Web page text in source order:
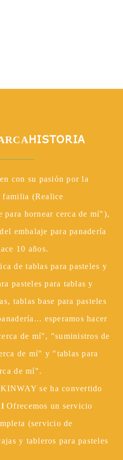
HISTORIA
con su pasión por la
familia (Realice
para hornear cerca de mí"),
embalaje para panadería
10 años.
de tablas para pasteles y
pasteles para tablas y
tablas base para pasteles
esperamos hacer
de mí", "suministros de
de mí" y "tablas para
de mí".
se ha convertido
Ofrecemos un servicio
(servicio de
y tableros para pasteles